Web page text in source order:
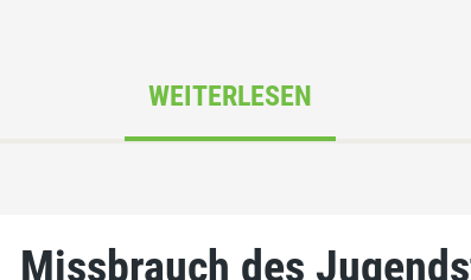
WEITERLESEN
Missbrauch des